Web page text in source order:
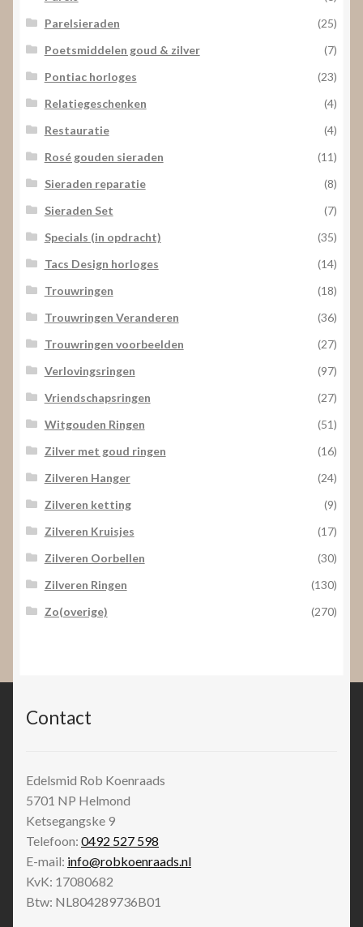
Parelsieraden
(25)
Poetsmiddelen goud & zilver
(7)
Pontiac horloges
(23)
Relatiegeschenken
(4)
Restauratie
(4)
Rosé gouden sieraden
(11)
Sieraden reparatie
(8)
Sieraden Set
(7)
Specials (in opdracht)
(35)
Tacs Design horloges
(14)
Trouwringen
(18)
Trouwringen Veranderen
(36)
Trouwringen voorbeelden
(27)
Verlovingsringen
(97)
Vriendschapsringen
(27)
Witgouden Ringen
(51)
Zilver met goud ringen
(16)
Zilveren Hanger
(24)
Zilveren ketting
(9)
Zilveren Kruisjes
(17)
Zilveren Oorbellen
(30)
Zilveren Ringen
(130)
Zo(overige)
(270)
Contact
Edelsmid Rob Koenraads
5701 NP Helmond
Ketsegangske 9
Telefoon: 0492 527 598
E-mail: info@robkoenraads.nl
KvK: 17080682
Btw: NL804289736B01